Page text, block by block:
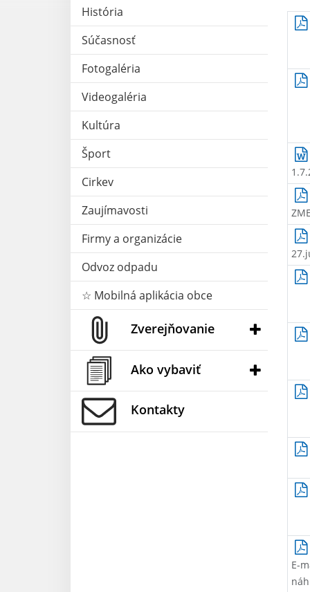
História
Súčasnosť
Fotogaléria
Videogaléria
Kultúra
Šport
Cirkev
Zaujímavosti
Firmy a organizácie
Odvoz odpadu
☆ Mobilná aplikácia obce
Zverejňovanie
Ako vybaviť
Kontakty
E-